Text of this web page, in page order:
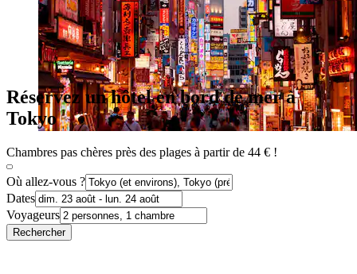
Réservez un hôtel en bord de mer à
Tokyo
Chambres pas chères près des plages à partir de 44 € !
Où allez-vous ?
Dates
Voyageurs
Rechercher